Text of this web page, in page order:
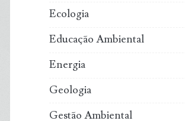
Ecologia
Educação Ambiental
Energia
Geologia
Gestão Ambiental